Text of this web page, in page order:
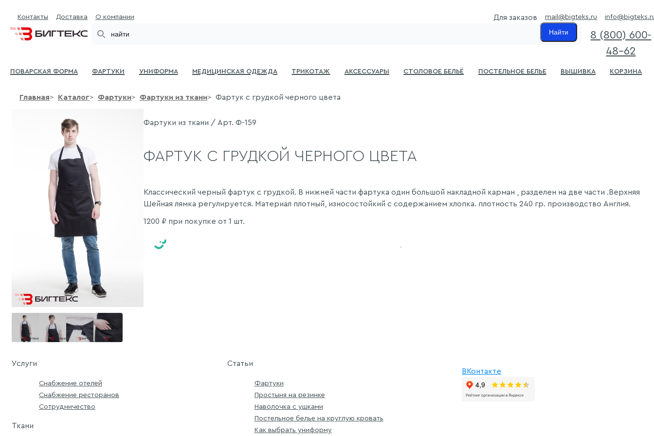
Контакты Доставка О компании Для заказов mail@bigteks.ru
Найти
8 (800) 600-
48-62
Поварская форма Фартуки Униформа Медицинская одежда Трикотаж Аксессуары Столовое бельё Постельное белье Вышивка Корзина
Главная Каталог Фартуки Фартуки из ткани Фартук с грудкой черного цвета
Фартуки из ткани / Арт. Ф-159
ФАРТУК С ГРУДКОЙ ЧЕРНОГО ЦВЕТА
Классический черный фартук с грудкой. В нижней части фартука один большой накладной карман , разделен на две части .Верхняя
Шейная лямка регулируется. Материал плотный, износостойкий с содержанием хлопка. плотность 240 гр. производство Англия.
1200 ₽ при покупке от 1 шт.
Услуги
Снабжение отелей
Снабжение ресторанов
Сотрудничество
Ткани
Статьи
Фартуки
Простыня на резинке
Наволочка с ушками
Постельное белье на круглую кровать
Как выбрать униформу
ВКонтакте